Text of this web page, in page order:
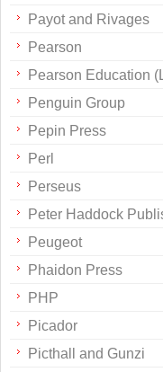
Payot and Rivages
Pearson
Pearson Education
Penguin Group
Pepin Press
Perl
Perseus
Peter Haddock
Peugeot
Phaidon Press
PHP
Picador
Picthall and Gunzi